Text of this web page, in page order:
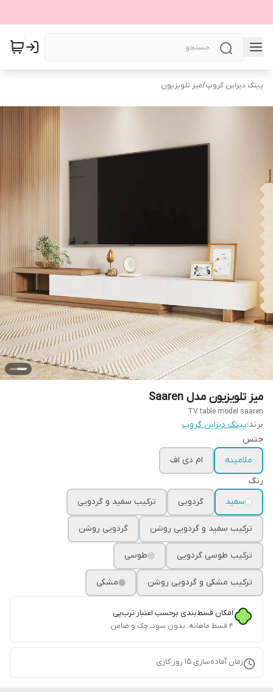
پینک دیزاین گروپ/میز تلویزیون
میز تلویزیون مدل Saaren
TV table model saaren
برند:پینک دیزاین گروپ
جنس
ملامینه
ام دی اف
رنگ
سفید
گردویی ترکیب سفید و گردویی
ترکیب سفید و گردویی روشن گردویی روشن
ترکیب طوسی گردویی طوسی
ترکیب مشکی و گردویی روشن مشکی
امکان قسط‌بندی برحسب اعتبار ترب‌پی
۴ قسط ماهانه. بدون سود، چک و ضامن.
زمان آماده‌سازی 15 روز کاری